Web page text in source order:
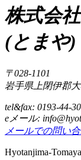
株式会
(とまや)
〒028-1101
岩手県上閉伊郡
tel&fax: 0193-44-
eメール:
メールでの問い
Hyotanjima-